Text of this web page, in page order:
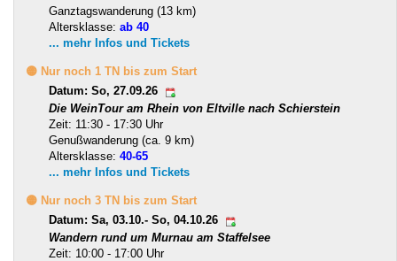
Ganztagswanderung (13 km)
Altersklasse: ab 40
... mehr Infos und Tickets
🟡 Nur noch 1 TN bis zum Start
Datum: So, 27.09.26
Die WeinTour am Rhein von Eltville nach Schierstein
Zeit: 11:30 - 17:30 Uhr
Genußwanderung (ca. 9 km)
Altersklasse: 40-65
... mehr Infos und Tickets
🟡 Nur noch 3 TN bis zum Start
Datum: Sa, 03.10.- So, 04.10.26
Wandern rund um Murnau am Staffelsee
Zeit: 10:00 - 17:00 Uhr